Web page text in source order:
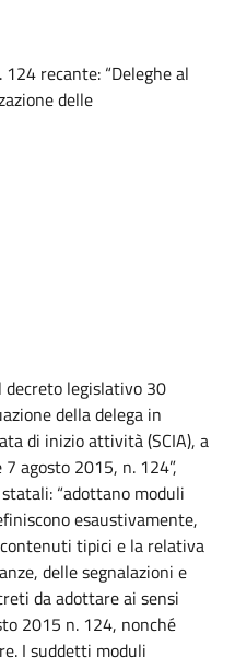
recante: “Deleghe al
delle
decreto legislativo 30
della delega in
di inizio attività (SCIA), a
agosto 2015, n. 124”,
“adottano moduli
esaustivamente,
tipici e la relativa
delle segnalazioni e
da adottare ai sensi
2015 n. 124, nonché
I suddetti moduli